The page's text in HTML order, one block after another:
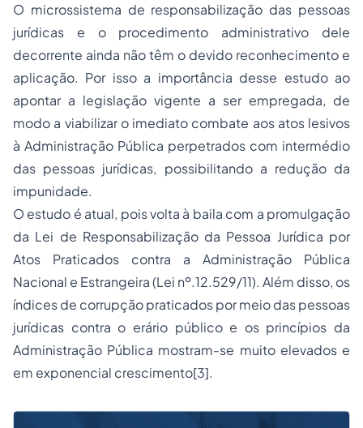
O microssistema de responsabilização das pessoas
jurídicas e o procedimento administrativo dele
decorrente ainda não têm o devido reconhecimento e
aplicação. Por isso a importância desse estudo ao
apontar a legislação vigente a ser empregada, de
modo a viabilizar o imediato combate aos atos lesivos
à Administração Pública perpetrados com intermédio
das pessoas jurídicas, possibilitando a redução da
impunidade.
O estudo é atual, pois volta à baila com a promulgação
da Lei de Responsabilização da Pessoa Jurídica por
Atos Praticados contra a Administração Pública
Nacional e Estrangeira (Lei nº.12.529/11). Além disso, os
índices de corrupção praticados por meio das pessoas
jurídicas contra o erário público e os princípios da
Administração Pública mostram-se muito elevados e
em exponencial crescimento[3].